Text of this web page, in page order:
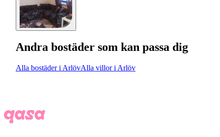
Andra bostäder som kan passa dig
Alla bostäder i ArlövAlla villor i Arlöv